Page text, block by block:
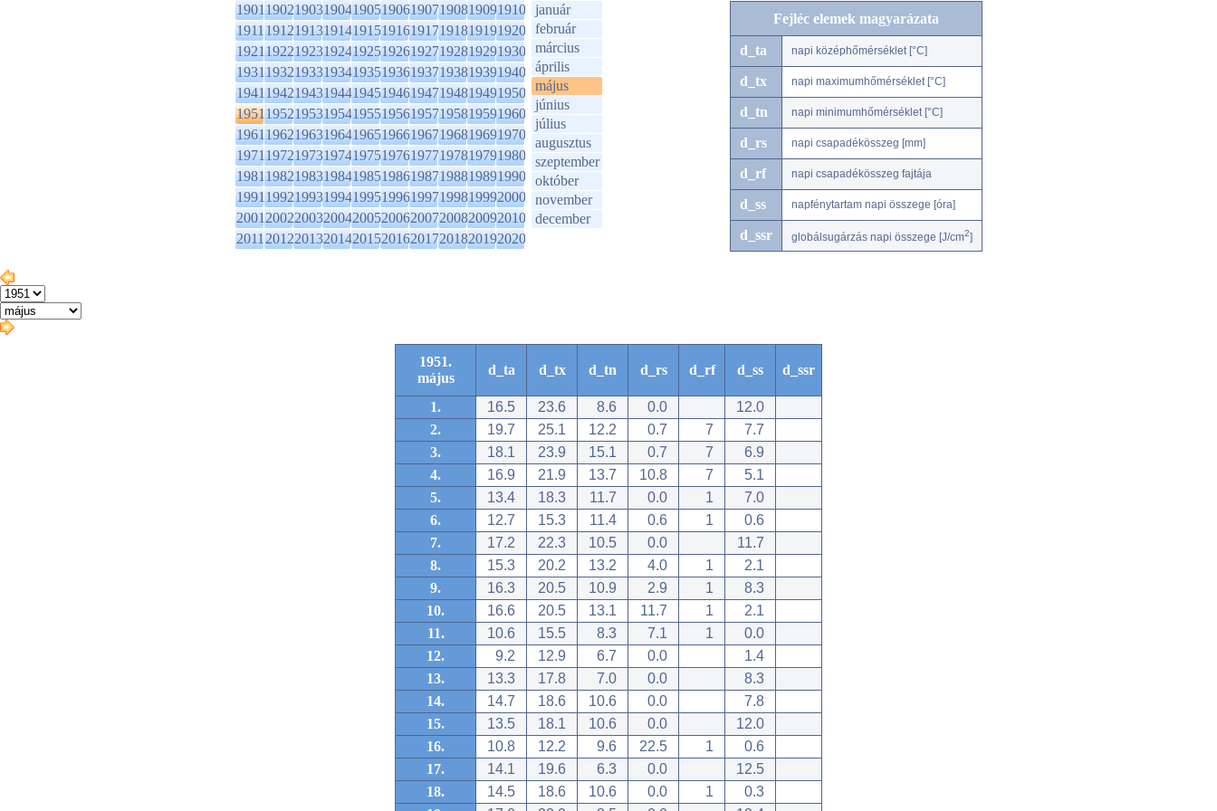
1901190219031904190519061907190819091910
1911191219131914191519161917191819191920
1921192219231924192519261927192819291930
1931193219331934193519361937193819391940
1941194219431944194519461947194819491950
1951195219531954195519561957195819591960
1961196219631964196519661967196819691970
1971197219731974197519761977197819791980
1981198219831984198519861987198819891990
1991199219931994199519961997199819992000
2001200220032004200520062007200820092010
2011201220132014201520162017201820192020
január
február
március
április
május
június
július
augusztus
szeptember
október
november
december
Fejléc elemek magyarázata
d_ta napi középhőmérséklet [°C]
d_tx napi maximumhőmérséklet [°C]
d_tn napi minimumhőmérséklet [°C]
d_rs napi csapadékösszeg [mm]
d_rf napi csapadékösszeg fajtája
d_ss napfénytartam napi összege [óra]
d_ssr globálsugárzás napi összege [J/cm2]
1951.
május
d_ta d_tx d_tn d_rs d_rf d_ss d_ssr
1. 16.5 23.6 8.6 0.0
12.0
2.
19.7 25.1 12.2 0.7 7
7.7
3.
18.1 23.9 15.1 0.7 7
6.9
4.
16.9 21.9 13.7 10.8 7
5.1
5.
13.4 18.3 11.7 0.0 1
7.0
6.
12.7 15.3 11.4 0.6 1
0.6
7.
17.2 22.3 10.5 0.0
11.7
8.
15.3 20.2 13.2 4.0 1
2.1
9.
16.3 20.5 10.9 2.9 1
8.3
10.
16.6 20.5 13.1 11.7 1
2.1
11.
10.6 15.5 8.3 7.1 1
0.0
12.
9.2 12.9 6.7 0.0
1.4
13.
13.3 17.8 7.0 0.0
8.3
14.
14.7 18.6 10.6 0.0
7.8
15.
13.5 18.1 10.6 0.0
12.0
16.
10.8 12.2 9.6 22.5 1
0.6
17.
14.1 19.6 6.3 0.0
12.5
18.
14.5 18.6 10.6 0.0 1
0.3